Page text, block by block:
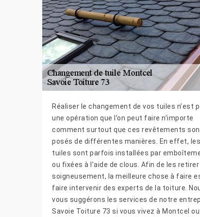
Réaliser le changement de vos tuiles n’est
une opération que l’on peut faire n’importe
comment surtout que ces revêtements
posés de différentes manières. En effet, les
tuiles sont parfois installées par
ou fixées à l’aide de clous. Afin de les retirer
soigneusement, la meilleure chose à faire
faire intervenir des experts de la toiture.
vous suggérons les services de notre
Savoie Toiture 73 si vous vivez à Montcel ou